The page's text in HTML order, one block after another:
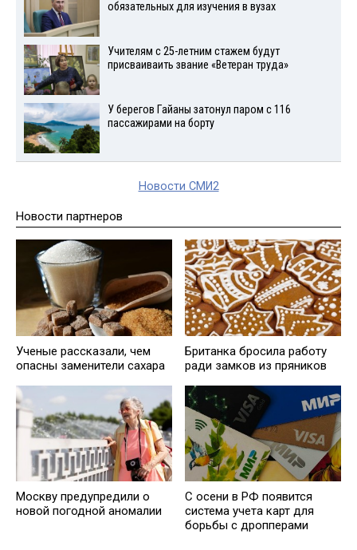
обязательных для изучения в вузах
Учителям с 25-летним стажем будут
присваиваить звание «Ветеран труда»
У берегов Гайаны затонул паром с 116
пассажирами на борту
Новости СМИ2
Новости партнеров
Ученые рассказали, чем
опасны заменители сахара
Британка бросила работу
ради замков из пряников
Москву предупредили о
новой погодной аномалии
С осени в РФ появится
система учета карт для
борьбы с дропперами